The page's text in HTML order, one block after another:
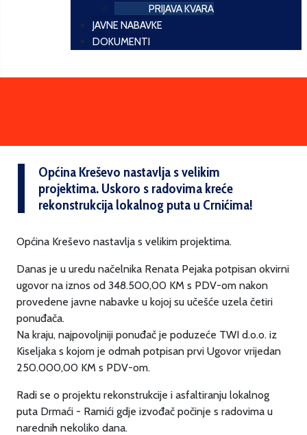
PRIJAVA KVARA
JAVNE NABAVKE
DOKUMENTI
Općina Kreševo nastavlja s velikim
projektima. Uskoro s radovima kreće
rekonstrukcija lokalnog puta u Crnićima!
Općina Kreševo nastavlja s velikim projektima.
Danas je u uredu načelnika Renata Pejaka potpisan okvirni
ugovor na iznos od 348.500,00 KM s PDV-om nakon
provedene javne nabavke u kojoj su učešće uzela četiri
ponuđača.
Na kraju, najpovoljniji ponuđač je poduzeće TWI d.o.o. iz
Kiseljaka s kojom je odmah potpisan prvi Ugovor vrijedan
250.000,00 KM s PDV-om.
Radi se o projektu rekonstrukcije i asfaltiranju lokalnog
puta Drmaći - Ramići gdje izvođač počinje s radovima u
narednih nekoliko dana.